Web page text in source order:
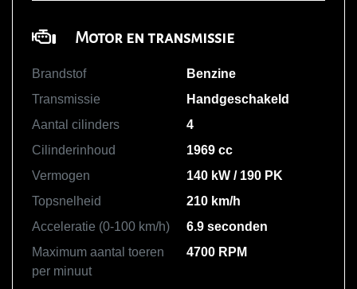
Motor en transmissie
Brandstof
Benzine
Transmissie
Handgeschakeld
Aantal cilinders
4
Cilinderinhoud
1969 cc
Vermogen
140 kW / 190 PK
Topsnelheid
210 km/h
Acceleratie (0-100 km/h)
6.9 seconden
Maximum aantal toeren
per minuut
4700 RPM